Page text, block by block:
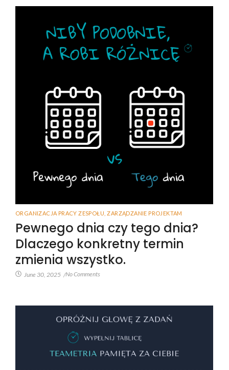
ORGANIZACJA PRACY ZESPOŁU ZARZĄDZANIE PROJEKTAM
Pewnego dnia czy tego dnia?
Dlaczego konkretny termin
zmienia wszystko.
June 30, 2025 /No Comments